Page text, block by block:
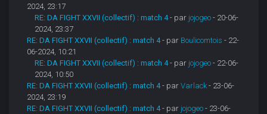
2024, 23:17
RE: DA FIGHT XXVII (collectif) : match 4 - par jojogeo - 20-06-
2024, 23:37
RE: DA FIGHT XXVII (collectif) : match 4 - par Boulicomtois - 22-
06-2024, 10:21
RE: DA FIGHT XXVII (collectif) : match 4 - par jojogeo - 22-06-
2024, 10:50
RE: DA FIGHT XXVII (collectif) : match 4 - parVarlack - 23-06-
2024, 23:19
RE: DA FIGHT XXVII (collectif) : match 4 - par jojogeo - 23-06-